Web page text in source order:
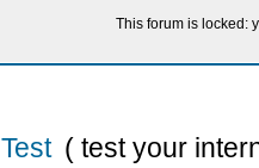
This forum is locked:
( test your